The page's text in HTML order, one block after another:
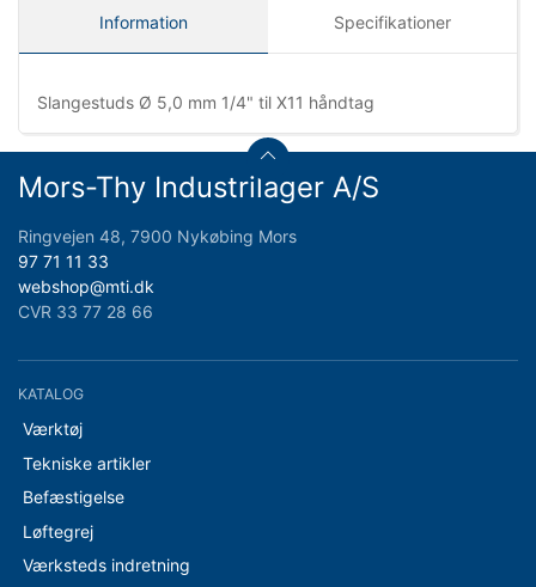
Information Specifikationer
Slangestuds Ø 5,0 mm 1/4" til X11 håndtag
Mors-Thy Industrilager A/S
Ringvejen 48, 7900 Nykøbing Mors
97 71 11 33
webshop@mti.dk
CVR 33 77 28 66
KATALOG
Værktøj
Tekniske artikler
Befæstigelse
Løftegrej
Værksteds indretning